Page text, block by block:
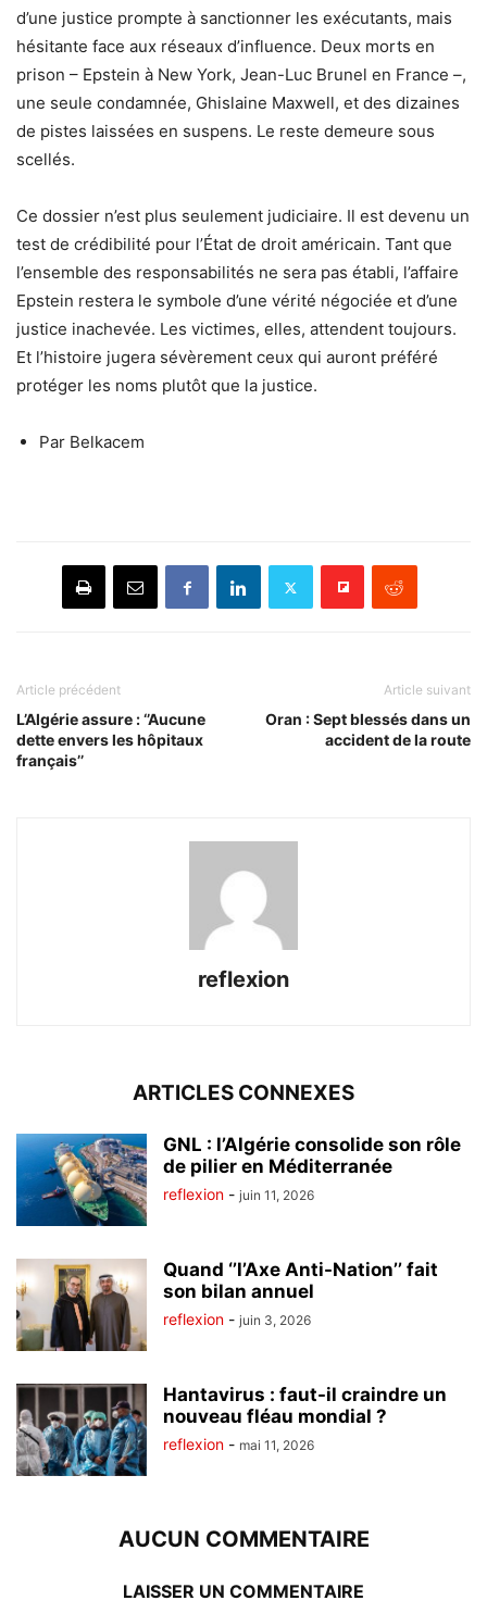
d’une justice prompte à sanctionner les exécutants, mais
hésitante face aux réseaux d’influence. Deux morts en
prison – Epstein à New York, Jean-Luc Brunel en France –,
une seule condamnée, Ghislaine Maxwell, et des dizaines
de pistes laissées en suspens. Le reste demeure sous
scellés.
Ce dossier n’est plus seulement judiciaire. Il est devenu un
test de crédibilité pour l’État de droit américain. Tant que
l’ensemble des responsabilités ne sera pas établi, l’affaire
Epstein restera le symbole d’une vérité négociée et d’une
justice inachevée. Les victimes, elles, attendent toujours.
Et l’histoire jugera sévèrement ceux qui auront préféré
protéger les noms plutôt que la justice.
Par Belkacem
Article précédent
L’Algérie assure : ‘’Aucune
dette envers les hôpitaux
français’’
Article suivant
Oran : Sept blessés dans un
accident de la route
reflexion
ARTICLES CONNEXES
GNL : l’Algérie consolide son rôle
de pilier en Méditerranée
reflexion - juin 11, 2026
Quand ‘’l’Axe Anti-Nation’’ fait
son bilan annuel
reflexion - juin 3, 2026
Hantavirus : faut-il craindre un
nouveau fléau mondial ?
reflexion - mai 11, 2026
AUCUN COMMENTAIRE
LAISSER UN COMMENTAIRE